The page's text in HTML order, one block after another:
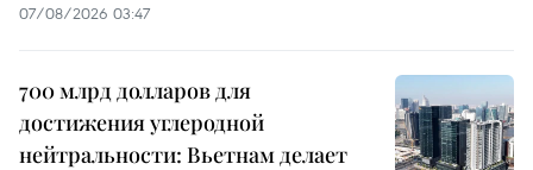
07/08/2026 03:47
700 млрд долларов для
достижения углеродной
нейтральности: Вьетнам делает